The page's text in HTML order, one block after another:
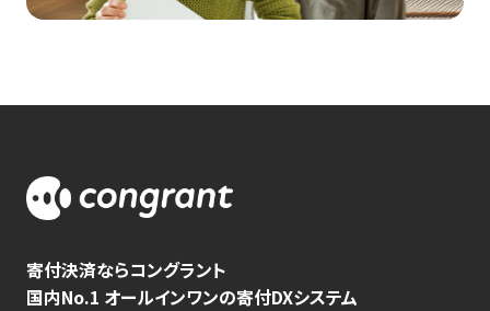
寄付決済ならコングラント
国内No.1 オールインワンの寄付DXシステム